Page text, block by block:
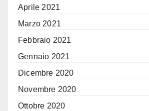
Aprile 2021
Marzo 2021
Febbraio 2021
Gennaio 2021
Dicembre 2020
Novembre 2020
Ottobre 2020